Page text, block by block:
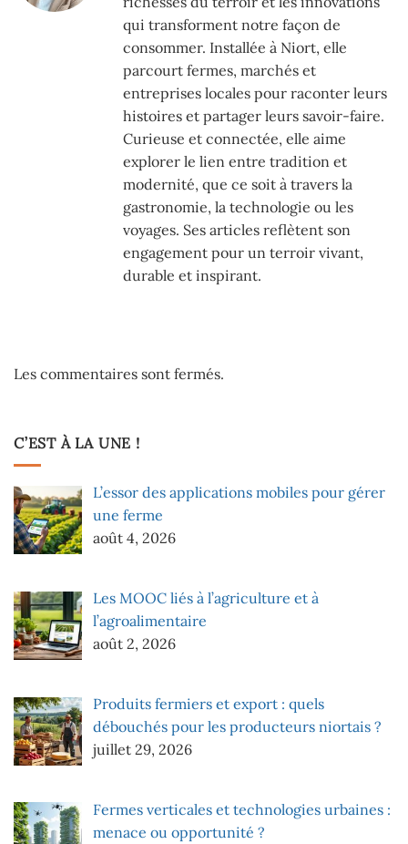
qui transforment notre façon de
consommer. Installée à Niort, elle
parcourt fermes, marchés et
entreprises locales pour raconter leurs
histoires et partager leurs savoir-faire.
Curieuse et connectée, elle aime
explorer le lien entre tradition et
modernité, que ce soit à travers la
gastronomie, la technologie ou les
voyages. Ses articles reflètent son
engagement pour un terroir vivant,
durable et inspirant.
Les commentaires sont fermés.
C’EST À LA UNE !
L’essor des applications mobiles pour gérer
une ferme
août 4, 2026
Les MOOC liés à l’agriculture et à
l’agroalimentaire
août 2, 2026
Produits fermiers et export : quels
débouchés pour les producteurs niortais ?
juillet 29, 2026
Fermes verticales et technologies urbaines :
menace ou opportunité ?